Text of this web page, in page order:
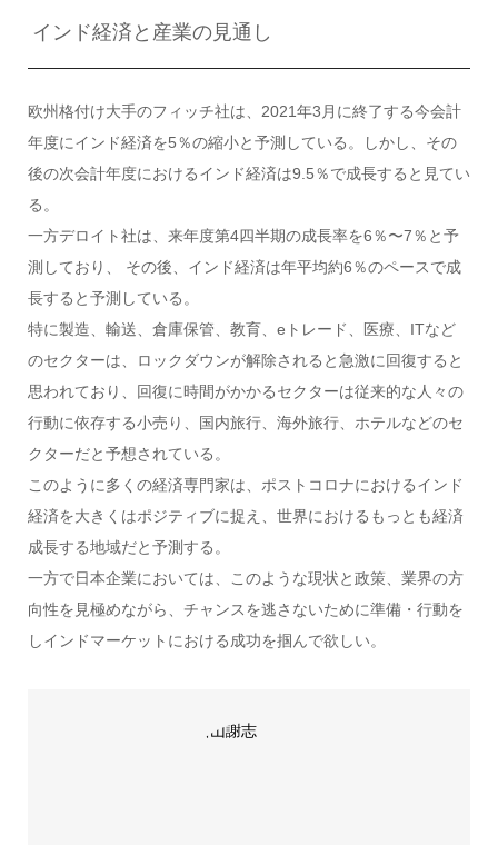
インド経済と産業の見通し
欧州格付け大手のフィッチ社は、2021年3月に終了する今会計
年度にインド経済を5％の縮小と予測している。しかし、その
後の次会計年度におけるインド経済は9.5％で成長すると見てい
る。
一方デロイト社は、来年度第4四半期の成長率を6％〜7％と予
測しており、 その後、インド経済は年平均約6％のペースで成
長すると予測している。
特に製造、輸送、倉庫保管、教育、eトレード、医療、ITなど
のセクターは、ロックダウンが解除されると急激に回復すると
思われており、回復に時間がかかるセクターは従来的な人々の
行動に依存する小売り、国内旅行、海外旅行、ホテルなどのセ
クターだと予想されている。
このように多くの経済専門家は、ポストコロナにおけるインド
経済を大きくはポジティブに捉え、世界におけるもっとも経済
成長する地域だと予測する。
一方で日本企業においては、このような現状と政策、業界の方
向性を見極めながら、チャンスを逃さないために準備・行動を
しインドマーケットにおける成功を掴んで欲しい。